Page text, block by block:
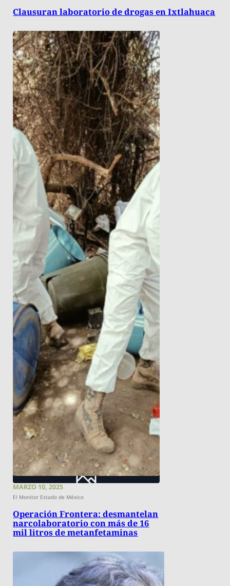
Clausuran laboratorio de drogas en Ixtlahuaca
MARZO 10, 2025
El Monitor Estado de México
Operación Frontera: desmantelan
narcolaboratorio con más de 16
mil litros de metanfetaminas